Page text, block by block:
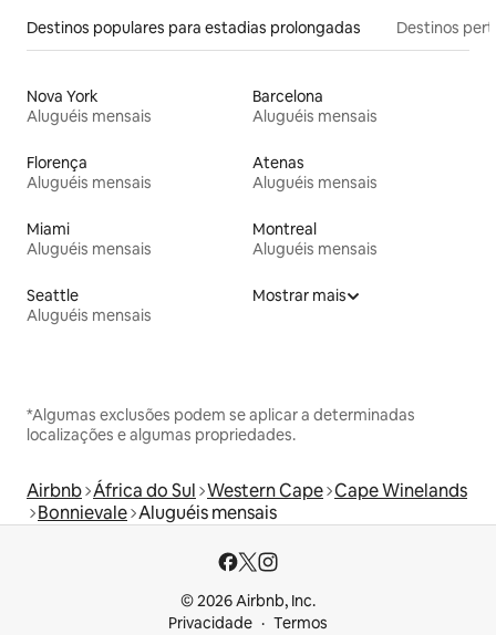
Destinos populares para estadias prolongadas Destinos
Nova York
Aluguéis mensais
Barcelona
Aluguéis mensais
Florença
Aluguéis mensais
Atenas
Aluguéis mensais
Miami
Aluguéis mensais
Montreal
Aluguéis mensais
Seattle
Aluguéis mensais
Mostrar mais
*Algumas exclusões podem se aplicar a determinadas
localizações e algumas propriedades.
Airbnb África do Sul Western Cape Cape Winelands
Bonnievale Aluguéis mensais
© 2026 Airbnb, Inc.
Privacidade
Termos